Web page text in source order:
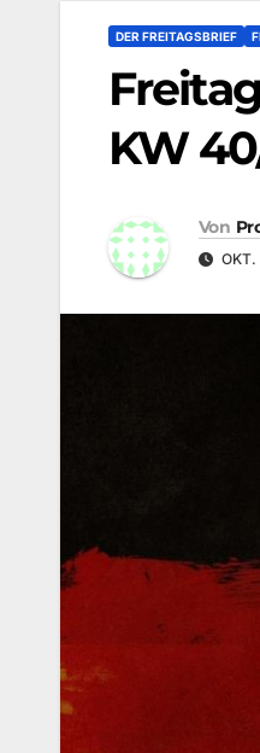
DER FREITAGSBRIEF
KW
Von